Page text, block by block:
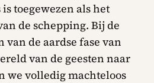
toegewezen als het
de schepping. Bij de
van de aardse fase van
van de geesten naar
we volledig machteloos